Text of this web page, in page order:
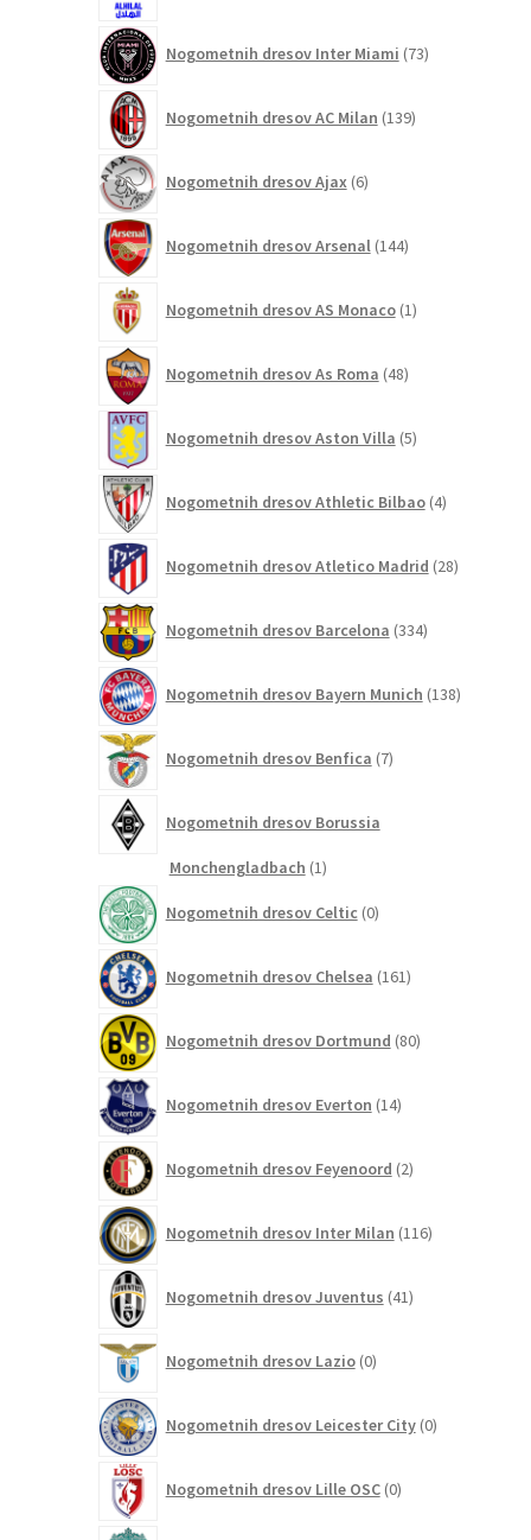
Nogometnih dresov Inter Miami 73izdelkov
Nogometnih dresov AC Milan 139izdelkov
Nogometnih dresov Ajax 6izdelkov
Nogometnih dresov Arsenal 144izdelkov
Nogometnih dresov AS Monaco 1izdelek
Nogometnih dresov As Roma 48izdelkov
Nogometnih dresov Aston Villa 5izdelkov
Nogometnih dresov Athletic Bilbao 4izdelki
Nogometnih dresov Atletico Madrid 28izdelkov
Nogometnih dresov Barcelona 334izdelkov
Nogometnih dresov Bayern Munich 138izdelkov
Nogometnih dresov Benfica 7izdelkov
Nogometnih dresov Borussia
Monchengladbach 11
Nogometnih dresov Celtic 0izdelkov
Nogometnih dresov Chelsea 161izdelkov
Nogometnih dresov Dortmund 80izdelkov
Nogometnih dresov Everton 14izdelkov
Nogometnih dresov Feyenoord 2izdelka
Nogometnih dresov Inter Milan 116izdelkov
Nogometnih dresov Juventus 41izdelkov
Nogometnih dresov Lazio 0izdelkov
Nogometnih dresov Leicester City 0izdelkov
Nogometnih dresov Lille OSC 0izdelkov